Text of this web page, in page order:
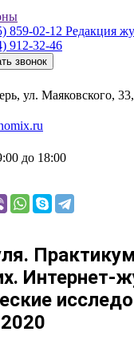
859-02-12 Редакция
912-32-46
звонок
ул. Маяковского,
до 18:00
Интернет-